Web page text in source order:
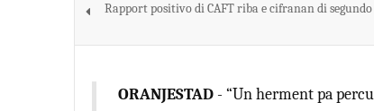
Rapport positivo di CAFT riba e cifranan di
ORANJESTAD - “Un herment pa